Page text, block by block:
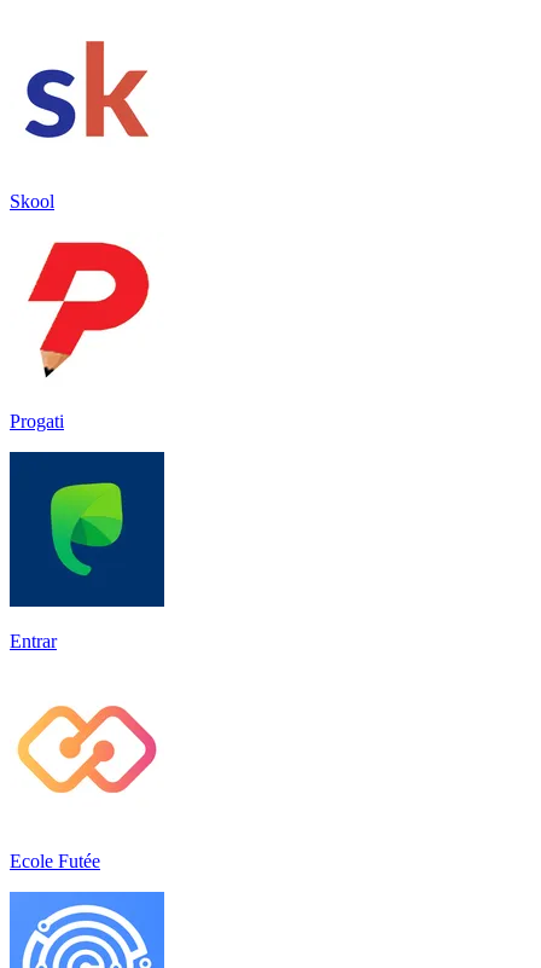
Skool
Progati
Entrar
Ecole Futée